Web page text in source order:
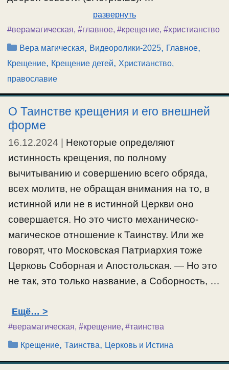
развернуть
#верамагическая, #главное, #крещение, #христианство
Рубрики
Вера магическая, Видеоролики-2025, Главное,
Крещение, Крещение детей, Христианство,
православие
О Таинстве крещения и его внешней
форме
16.12.2024
Некоторые определяют
истинность крещения, по полному
вычитыванию и совершению всего обряда,
всех молитв, не обращая внимания на то, в
истинной или не в истинной Церкви оно
совершается. Но это чисто механическо-
магическое отношение к Таинству. Или же
говорят, что Московская Патриархия тоже
Церковь Соборная и Апостольская. — Но это
не так, это только название, а Соборность, …
Ещё…
#верамагическая, #крещение, #таинства
Рубрики
Крещение,Таинства, Церковь и Истина